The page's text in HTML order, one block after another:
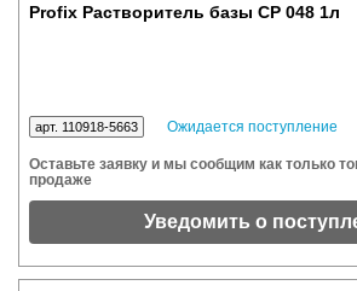
Profix Растворитель базы CP 048 1л
арт. 110918-5663 Ожидается поступление
Оставьте заявку и мы сообщим как только
продаже
Уведомить о